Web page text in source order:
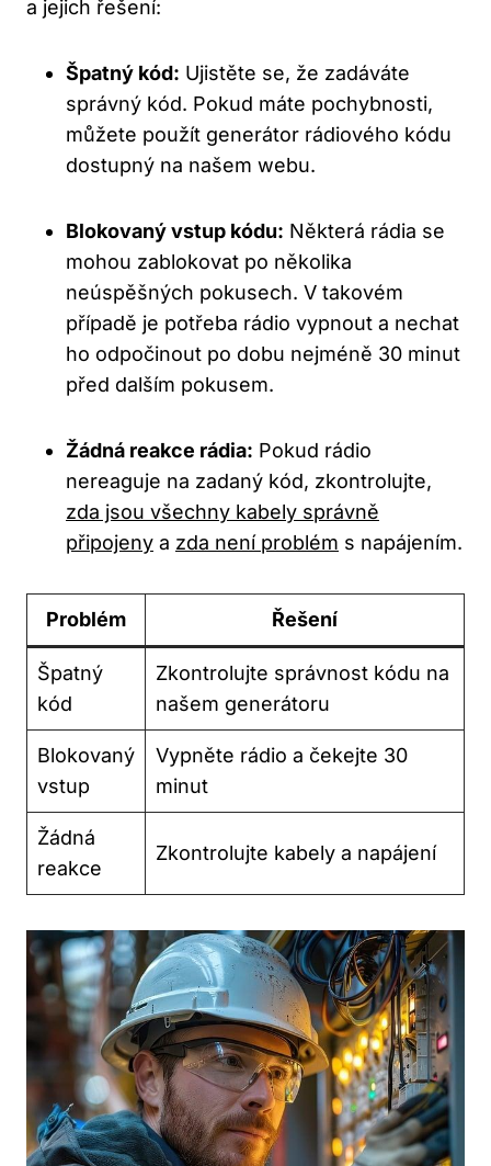
‌a jejich řešení:
Špatný kód: ​Ujistěte se, že zadáváte
správný kód. Pokud máte pochybnosti,
můžete použít generátor rádiového kódu
dostupný na našem webu.
Blokovaný vstup kódu: Některá rádia‍ se
mohou zablokovat po ‌několika
neúspěšných pokusech. ​V takovém⁣
případě je potřeba rádio vypnout a nechat
ho odpočinout po ‌dobu nejméně 30 minut
před dalším pokusem.
Žádná reakce‍ rádia: Pokud rádio
nereaguje na ⁣zadaný kód, zkontrolujte,
zda jsou všechny kabely správně
připojeny ‌a zda není problém s napájením.
Problém Řešení
Špatný
kód
Zkontrolujte správnost kódu na
našem generátoru
Blokovaný
vstup
Vypněte rádio⁢ a čekejte 30
minut
Žádná
reakce
Zkontrolujte kabely a napájení